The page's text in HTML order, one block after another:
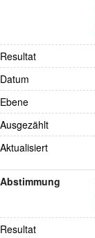
Resultat
Datum
Ebene
Ausgezählt
Aktualisiert
Abstimmung
Resultat